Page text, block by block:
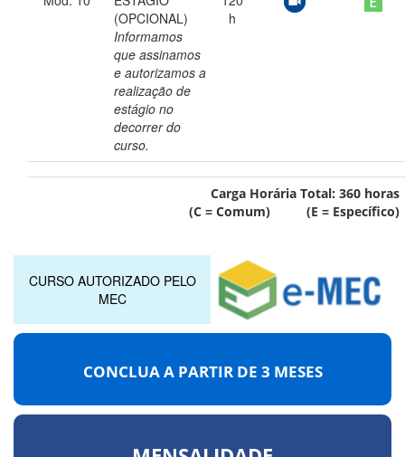
(OPCIONAL)
Informamos
que assinamos
e autorizamos a
realização de
estágio no
decorrer do
curso.
h
Carga Horária Total: 360 horas
(C = Comum) (E = Específico)
CURSO AUTORIZADO PELO
MEC
CONCLUA A PARTIR DE 3 MESES